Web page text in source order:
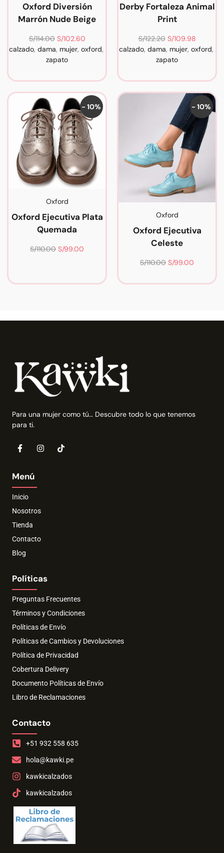
Oxford Diversión
Marrón Nude Beige
S/114.00 S/102.60
calzado, dama, mujer, oxford,
zapato
Derby Fortaleza Animal
Print
S/122.20 S/109.98
calzado, dama, mujer, oxford,
zapato
- 10%
Oxford
Oxford Ejecutiva Plata
Quemada
S/110.00 S/99.00
- 10%
Oxford
Oxford Ejecutiva
Celeste
S/110.00 S/99.00
Para una mujer como tú… Descubre todo lo que tenemos
para ti.
Menú
Inicio
Nosotros
Tienda
Contacto
Blog
Políticas
Preguntas Frecuentes
Términos y Condiciones
Políticas de Envío
Políticas de Cambios y Devoluciones
Política de Privacidad
Cobertura Delivery
Documento Políticas de Envío
Libro de Reclamaciones
Contacto
+51 932 558 635
hola@kawki.pe
kawkicalzados
kawkicalzados